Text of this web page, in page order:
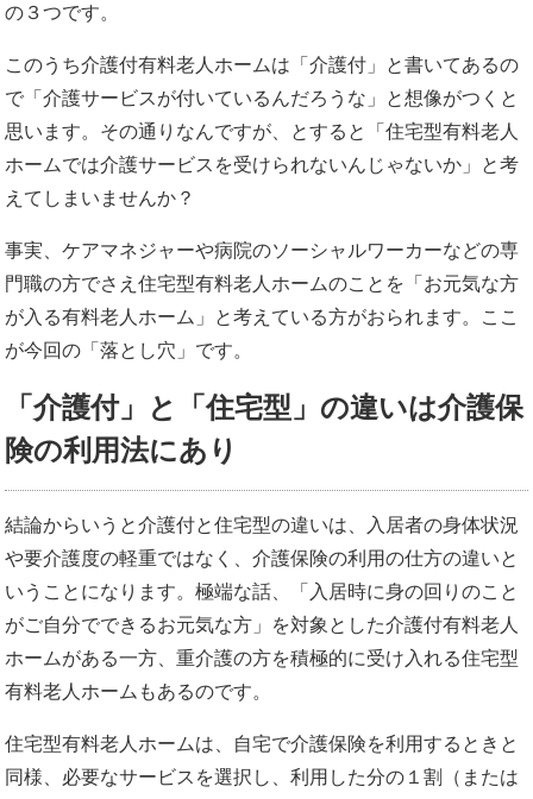
の３つです。
このうち介護付有料老人ホームは「介護付」と書いてあるの
で「介護サービスが付いているんだろうな」と想像がつくと
思います。その通りなんですが、とすると「住宅型有料老人
ホームでは介護サービスを受けられないんじゃないか」と考
えてしまいませんか？
事実、ケアマネジャーや病院のソーシャルワーカーなどの専
門職の方でさえ住宅型有料老人ホームのことを「お元気な方
が入る有料老人ホーム」と考えている方がおられます。ここ
が今回の「落とし穴」です。
「介護付」と「住宅型」の違いは介護保
険の利用法にあり
結論からいうと介護付と住宅型の違いは、入居者の身体状況
や要介護度の軽重ではなく、介護保険の利用の仕方の違いと
いうことになります。極端な話、「入居時に身の回りのこと
がご自分でできるお元気な方」を対象とした介護付有料老人
ホームがある一方、重介護の方を積極的に受け入れる住宅型
有料老人ホームもあるのです。
住宅型有料老人ホームは、自宅で介護保険を利用するときと
同様、必要なサービスを選択し、利用した分の１割（または